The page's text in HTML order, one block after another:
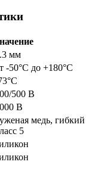
мм
-50°C до +180°C
500 В
В
медь, гибкий
5